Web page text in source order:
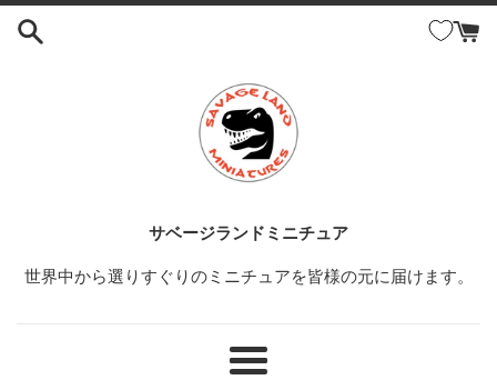
コ
サベージランドミニチュア
世界中から選りすぐりのミニチュアを皆様の元に届けます。
メ